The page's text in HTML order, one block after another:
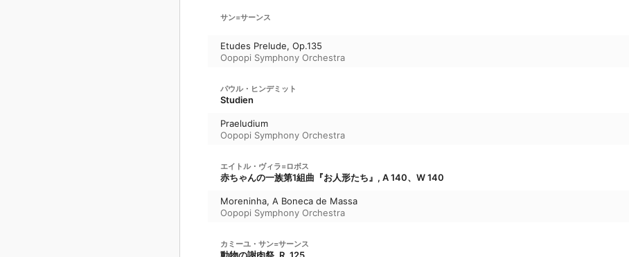
サン=サーンス
Etudes Prelude, Op.135
Oopopi Symphony Orchestra
パウル・ヒンデミット
Studien
Praeludium
Oopopi Symphony Orchestra
エイトル・ヴィラ=ロボス
赤ちゃんの一族第1組曲『お人形たち』, A 140、W 140
Moreninha, A Boneca de Massa
Oopopi Symphony Orchestra
カミーユ・サン=サーンス